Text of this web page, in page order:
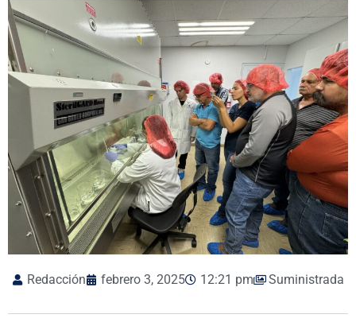
Redacción febrero 3, 2025 12:21 pm Suministrada